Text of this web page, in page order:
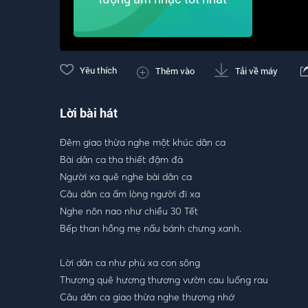
Yêu thích Thêm vào Tải về máy
Lời bài hát
Đêm giao thừa nghe một khúc dân ca
Bài dân ca tha thiết đậm đà
Người xa quê nghe bài dân ca
Câu dân ca ấm lòng người đi xa
Nghe nôn nao như chiều 30 Tết
Bếp than hồng mẹ nấu bánh chưng xanh.
Lời dân ca như phù xa con sông
Thương quê hương thương vườn cau luống rau
Câu dân ca giao thừa nghe thương nhớ